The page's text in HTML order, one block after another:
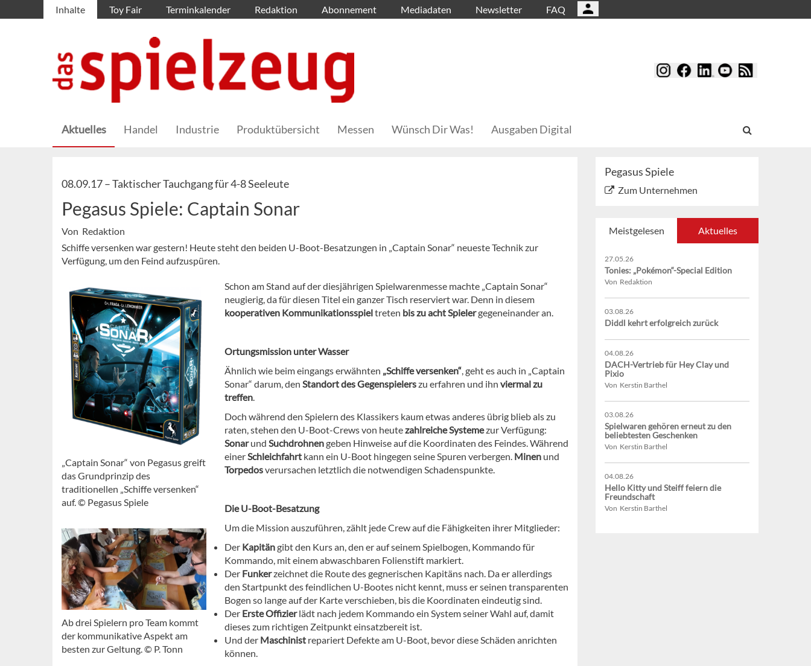
Inhalte Toy Fair Terminkalender Redaktion Abonnement Mediadaten Newsletter FAQ
Aktuelles Handel Industrie Produktübersicht Messen Wünsch Dir Was! Ausgaben Digital
08.09.17 –Taktischer Tauchgang für 4-8 Seeleute
Pegasus Spiele: Captain Sonar
Von Redaktion
Schiffe versenken war gestern! Heute steht den beiden U-Boot-Besatzungen in „Captain Sonar“ neueste Technik zur
Verfügung, um den Feind aufzuspüren.
„Captain Sonar“ von Pegasus greift
das Grundprinzip des
traditionellen „Schiffe versenken“
auf. © Pegasus Spiele
Ab drei Spielern pro Team kommt
der kommunikative Aspekt am
besten zur Geltung. © P. Tonn
Schon am Stand auf der diesjährigen Spielwarenmesse machte „Captain Sonar“
neugierig, da für diesen Titel ein ganzer Tisch reserviert war. Denn in diesem
kooperativen Kommunikationsspieltreten bis zu acht Spielergegeneinander an.
Ortungsmission unter Wasser
Ähnlich wie beim eingangs erwähnten „Schiffe versenken“, geht es auch in „Captain
Sonar“ darum, den Standort des Gegenspielerszu erfahren und ihn viermal zu
treffen.
Doch während den Spielern des Klassikers kaum etwas anderes übrig blieb als zu
raten, stehen den U-Boot-Crews von heutezahlreiche Systemezur Verfügung:
Sonarund Suchdrohnengeben Hinweise auf die Koordinaten des Feindes. Während
einerSchleichfahrt kann ein U-Boot hingegen seine Spuren verbergen. Minen und
Torpedosverursachen letztlich die notwendigen Schadenspunkte.
Die U-Boot-Besatzung
Um die Mission auszuführen, zählt jede Crew auf die Fähigkeiten ihrer Mitglieder:
Der Kapitängibt den Kurs an, den er auf seinem Spielbogen, Kommando für
Kommando, mit einem abwaschbaren Folienstift markiert.
Der Funkerzeichnet die Route des gegnerischen Kapitäns nach. Da er allerdings
den Startpunkt des feindlichen U-Bootes nicht kennt, muss er seinen transparenten
Bogen so lange auf der Karte verschieben, bis die Koordinaten eindeutig sind.
Der Erste Offizierlädt nach jedem Kommando ein System seiner Wahl auf, damit
dieses zum richtigen Zeitpunkt einsatzbereit ist.
Und der Maschinist repariert Defekte am U-Boot, bevor diese Schäden anrichten
können.
Pegasus Spiele
Zum Unternehmen
Meistgelesen Aktuelles
27.05.26
Tonies: „Pokémon“-Special Edition
Von Redaktion
03.08.26
Diddl kehrt erfolgreich zurück
04.08.26
DACH-Vertrieb für Hey Clay und
Pixio
Von Kerstin Barthel
03.08.26
Spielwaren gehören erneut zu den
beliebtesten Geschenken
Von Kerstin Barthel
04.08.26
Hello Kitty und Steiff feiern die
Freundschaft
Von Kerstin Barthel